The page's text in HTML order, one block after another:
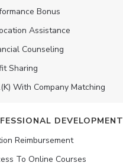
Bonus
Assistance
Counseling
Sharing
With Company Matching
DEVELOPMENT
Reimbursement
To Online Courses